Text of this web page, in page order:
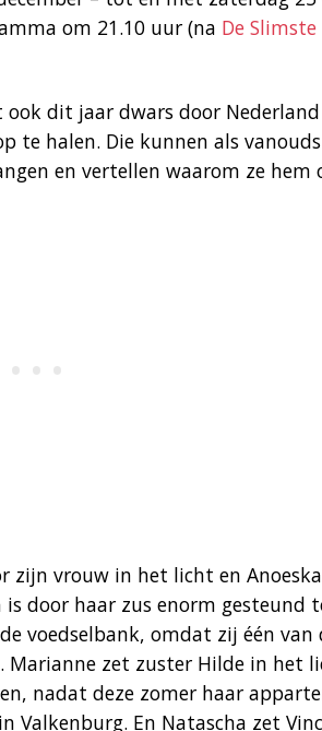
om 21.10 uur (na De Slimste
dit jaar dwars door
te halen. Die kunnen als
en vertellen waarom ze hem
zijn vrouw in het licht en
door haar zus enorm gesteund
voedselbank, omdat zij één van
Marianne zet zuster Hilde in het
nadat deze zomer haar
Valkenburg. En Natascha zet